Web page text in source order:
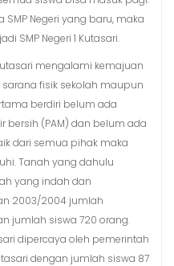
Negeri yang baru, maka
SMP Negeri 1 Kutasari.
mengalami kemajuan
fisik sekolah maupun
berdiri belum ada
bersih (PAM) dan belum ada
dari semua pihak maka
Tanah yang dahulu
yang indah dan
2003/2004 jumlah
jumlah siswa 720 orang.
dipercaya oleh pemerintah
dengan jumlah siswa 87